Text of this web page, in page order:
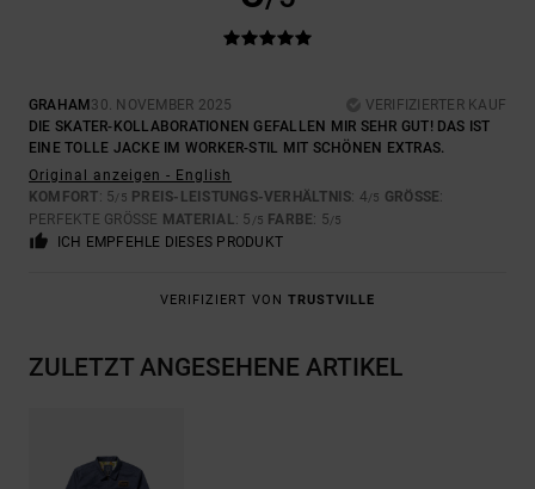
GRAHAM 30. NOVEMBER 2025
VERIFIZIERTER KAUF
DIE SKATER-KOLLABORATIONEN GEFALLEN MIR SEHR GUT! DAS IST
EINE TOLLE JACKE IM WORKER-STIL MIT SCHÖNEN EXTRAS.
Original anzeigen - English
KOMFORT: 5/5 PREIS-LEISTUNGS-VERHÄLTNIS: 4/5 GRÖSSE :
PERFEKTE GRÖSSE MATERIAL: 5 /5 FARBE: 5/5
ICH EMPFEHLE DIESES PRODUKT
VERIFIZIERT VON TRUSTVILLE
ZULETZT ANGESEHENE ARTIKEL